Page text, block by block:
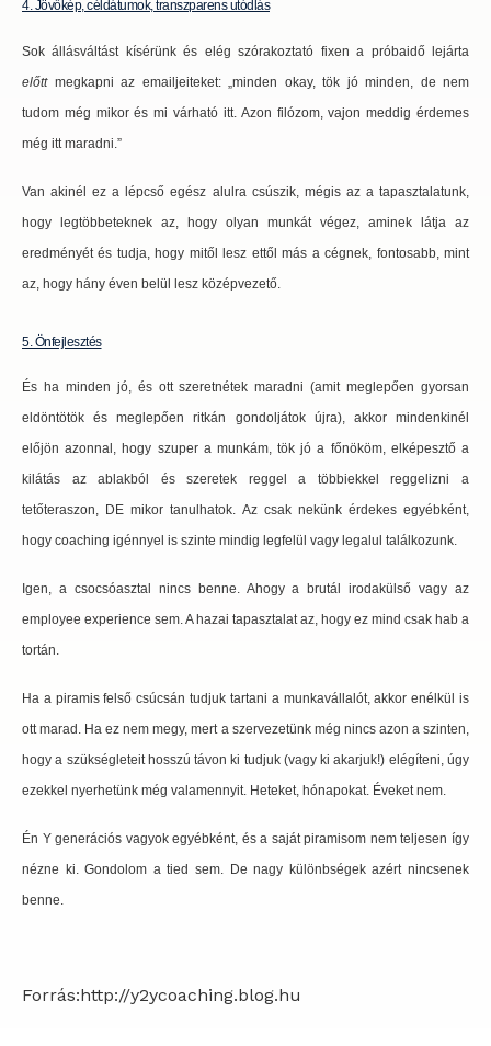
4. Jövőkép, céldátumok, transzparens utódlás
Sok állásváltást kísérünk és elég szórakoztató fixen a próbaidő lejárta
előtt megkapni az emailjeiteket: „minden okay, tök jó minden, de nem
tudom még mikor és mi várható itt. Azon filózom, vajon meddig érdemes
még itt maradni.”
Van akinél ez a lépcső egész alulra csúszik, mégis az a tapasztalatunk,
hogy legtöbbeteknek az, hogy olyan munkát végez, aminek látja az
eredményét és tudja, hogy mitől lesz ettől más a cégnek, fontosabb, mint
az, hogy hány éven belül lesz középvezető.
5. Önfejlesztés
És ha minden jó, és ott szeretnétek maradni (amit meglepően gyorsan
eldöntötök és meglepően ritkán gondoljátok újra), akkor mindenkinél
előjön azonnal, hogy szuper a munkám, tök jó a főnököm, elképesztő a
kilátás az ablakból és szeretek reggel a többiekkel reggelizni a
tetőteraszon, DE mikor tanulhatok. Az csak nekünk érdekes egyébként,
hogy coaching igénnyel is szinte mindig legfelül vagy legalul találkozunk.
Igen, a csocsóasztal nincs benne. Ahogy a brutál irodakülső vagy az
employee experience sem. A hazai tapasztalat az, hogy ez mind csak hab a
tortán.
Ha a piramis felső csúcsán tudjuk tartani a munkavállalót, akkor enélkül is
ott marad. Ha ez nem megy, mert a szervezetünk még nincs azon a szinten,
hogy a szükségleteit hosszú távon ki tudjuk (vagy ki akarjuk!) elégíteni, úgy
ezekkel nyerhetünk még valamennyit. Heteket, hónapokat. Éveket nem.
Én Y generációs vagyok egyébként, és a saját piramisom nem teljesen így
nézne ki. Gondolom a tied sem. De nagy különbségek azért nincsenek
benne.
Forrás:http://y2ycoaching.blog.hu